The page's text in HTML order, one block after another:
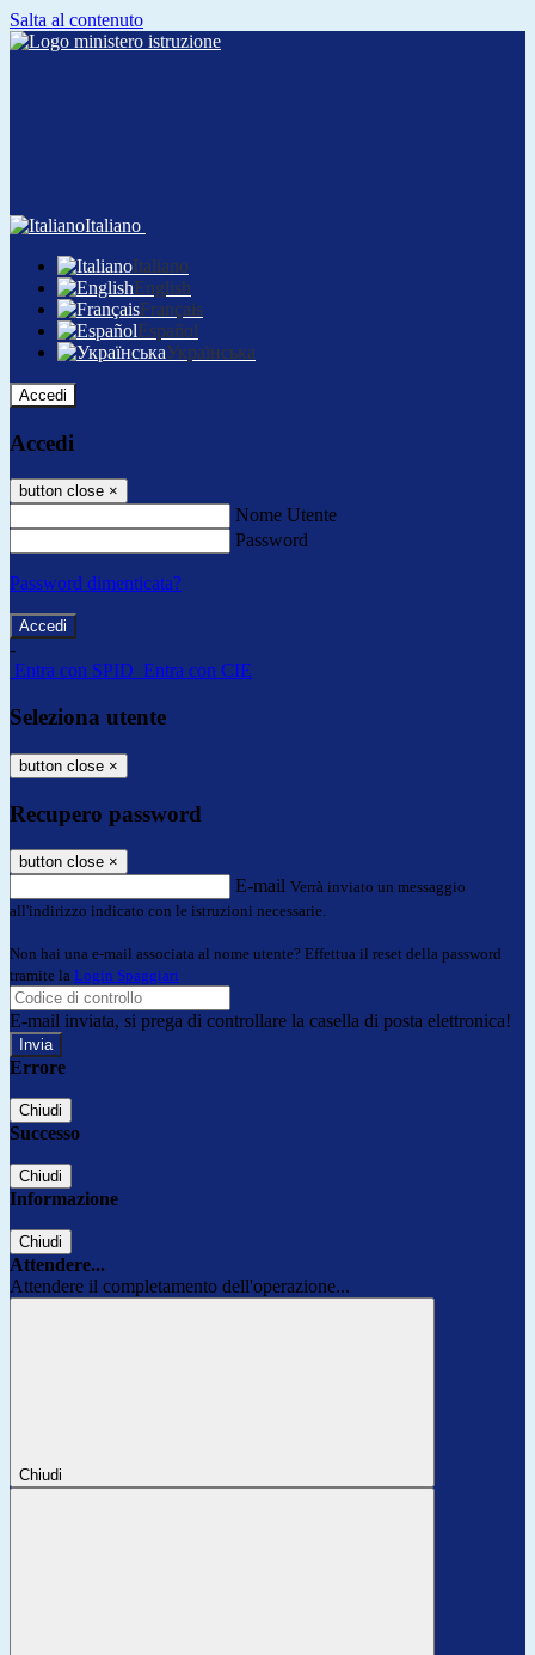
Salta al contenuto
Italiano
Italiano
English
Français
Español
Українська
Accedi
Accedi
button close ×
Nome Utente
Password
Password dimenticata?
-
Entra con SPID Entra con CIE
Seleziona utente
button close ×
Recupero password
button close ×
E-mail Verrà inviato un messaggio
all'indirizzo indicato con le istruzioni necessarie.
Non hai una e-mail associata al nome utente? Effettua il reset della password
tramite la Login Spaggiari
E-mail inviata, si prega di controllare la casella di posta elettronica!
Errore
Chiudi
Successo
Chiudi
Informazione
Chiudi
Attendere...
Attendere il completamento dell'operazione...
Chiudi